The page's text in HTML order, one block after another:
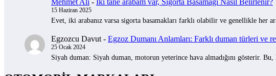
15 Haziran 2025
Evet, iki arabanız varsa sigorta basamakları farklı olabilir ve genellikle her
Egzozcu Davut - Egzoz Dumanı Anlamları: Farklı duman türleri ve
25 Ocak 2024
Siyah duman: Siyah duman, motorun yeterince hava almadığını gösterir.